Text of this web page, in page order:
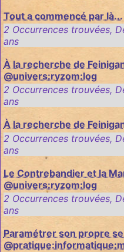
Tout a commencé par là...
2 Occurrences trouvées,
ans
À la recherche de
@univers:ryzom:log
2 Occurrences trouvées,
ans
À la recherche de
2 Occurrences trouvées,
ans
Le Contrebandier et la
@univers:ryzom:log
2 Occurrences trouvées,
ans
Paramétrer son propre